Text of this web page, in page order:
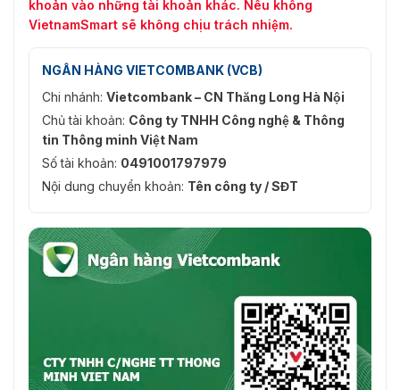
khoản vào những tài khoản khác. Nếu không
VietnamSmart sẽ không chịu trách nhiệm.
NGÂN HÀNG VIETCOMBANK (VCB)
Chi nhánh: Vietcombank – CN Thăng Long Hà Nội
Chủ tài khoản: Công ty TNHH Công nghệ & Thông
tin Thông minh Việt Nam
Số tài khoản: 0491001797979
Nội dung chuyển khoản: Tên công ty / SĐT